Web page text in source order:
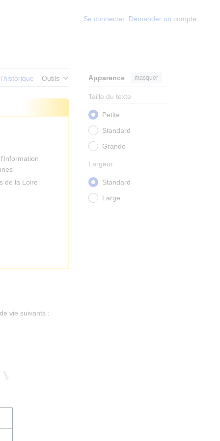
Se connecter Demander un compte
Outils Apparence masquer
Taille du texte
Petite
Standard
Grande
Largeur
Standard
Large
de la Loire
vie suivants :